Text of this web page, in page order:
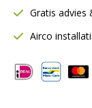
|
5805
|
AL
Gratis
Airco